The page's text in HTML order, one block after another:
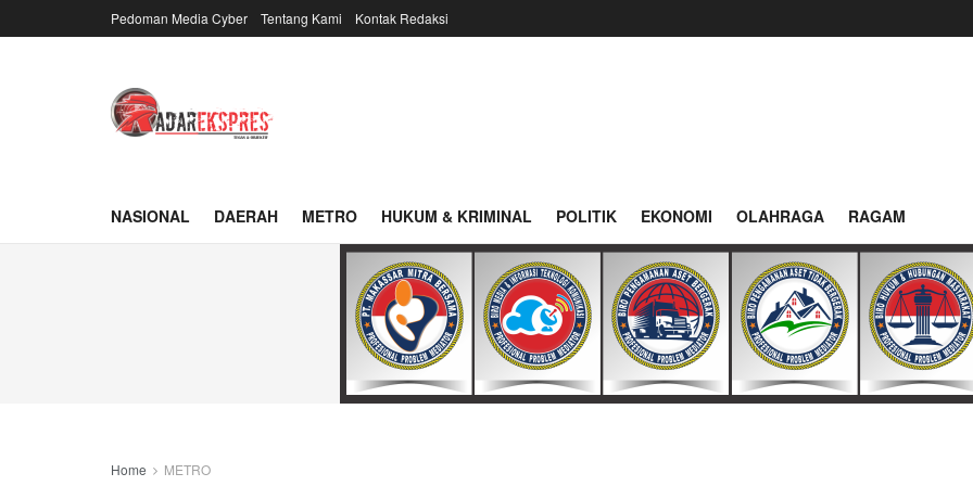
Pedoman Media Cyber Tentang Kami Kontak Redaksi
NASIONAL DAERAH METRO HUKUM & KRIMINAL POLITIK EKONOMI OLAHRAGA RAGAM
Home METRO